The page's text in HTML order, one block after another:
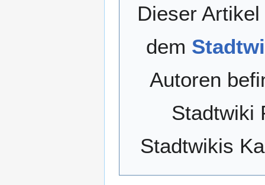
Dieser
dem
Autoren
Stadtwiki
Stadtwikis